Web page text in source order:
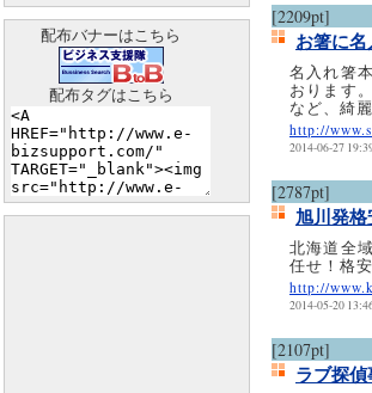
[2209pt]
お箸に
名入れ箸
おります
など、綺
http://
2014-06-27
[2787pt]
旭川発
北海道全
任せ！格
http://
2014-05-20
[2107pt]
ラブ探
配布バナーはこちら
配布タグはこちら